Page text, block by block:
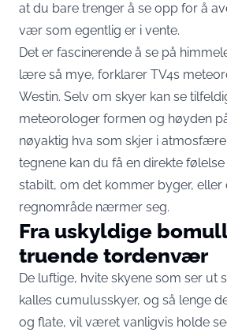
at du bare trenger å se opp for å
vær som egentlig er i vente.
Det er fascinerende å se på
lære så mye, forklarer TV4s
Westin. Selv om skyer kan se
meteorologer formen og høyden
nøyaktig hva som skjer i
tegnene kan du få en direkte
stabilt, om det kommer byger, eller
regnområde nærmer seg.
Fra uskyldige
truende tordenvær
De luftige, hvite skyene som ser ut
kalles cumulusskyer, og så lenge
og flate, vil været vanligvis holde